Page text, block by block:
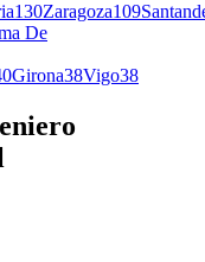
130Zaragoza109
De
Girona38Vigo38